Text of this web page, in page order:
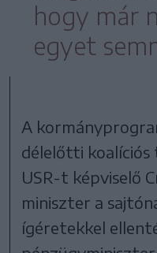
hogy már
egyet
A
délelőtti koalíciós
USR-t képviselő
miniszter a
ígéretekkel